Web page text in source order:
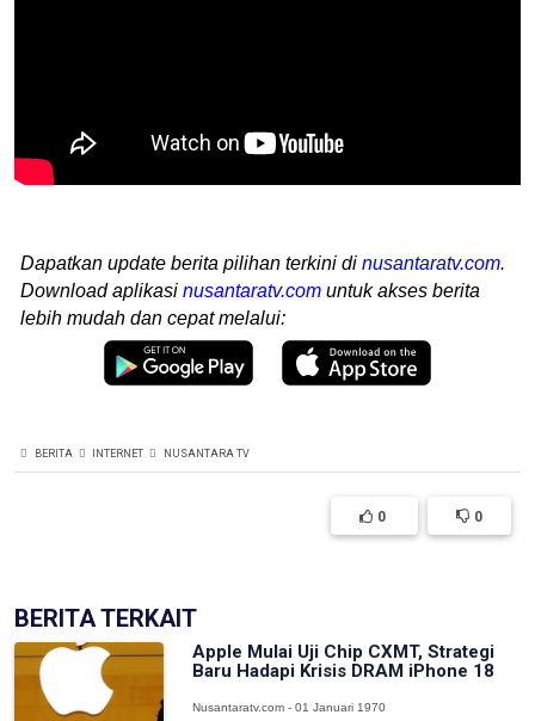
Dapatkan update berita pilihan terkini di nusantaratv.com.
Download aplikasi nusantaratv.com untuk akses berita
lebih mudah dan cepat melalui:
BERITA INTERNET NUSANTARA TV
0 0
BERITA TERKAIT
Apple Mulai Uji Chip CXMT, Strategi
Baru Hadapi Krisis DRAM iPhone 18
Nusantaratv.com - 01 Januari 1970